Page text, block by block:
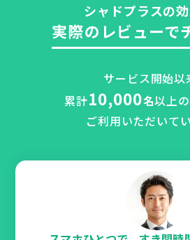
シャドプラスの
実際のレビューで
サービス開始以
累計10,000名以上
ご利用いただいて